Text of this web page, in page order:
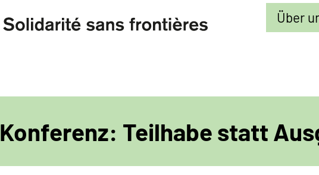
Über
Konferenz: Teilhabe statt